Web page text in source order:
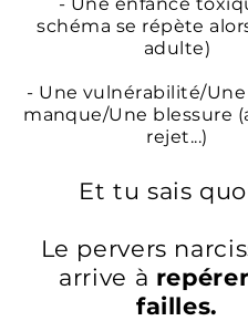
schéma se répète
adulte)
- Une vulnérabilité/
manque/Une blessure
rejet...)
Et tu sais
Le pervers
arrive à
failles.